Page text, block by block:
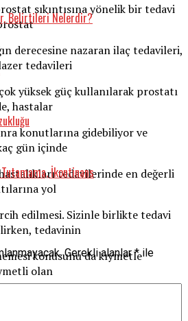
sıkıntısına yönelik bir tedavi
derecesine nazaran ilaç tedavileri,
tedavileri
yüksek güç kullanılarak prostatı
hastalar
konutlarına gidebiliyor ve
gün içinde
tedavilerinde en değerli
yol
edilmesi. Sizinle birlikte tedavi
tedavinin
konusunu da kıymetle
olan
ve tahlilinin olduğunu
Belirtileri Nelerdir?
İkontinans
Gerekli alanlar*ile